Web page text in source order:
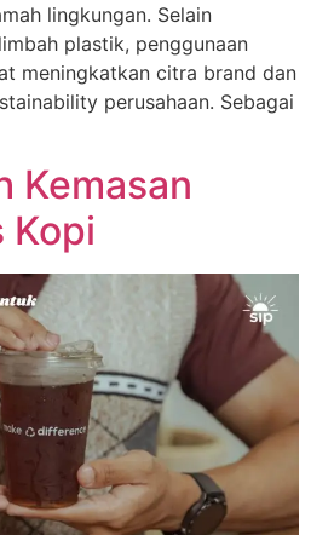
lingkungan. Selain
plastik, penggunaan
meningkatkan citra brand dan
perusahaan. Sebagai
Kemasan
Kopi